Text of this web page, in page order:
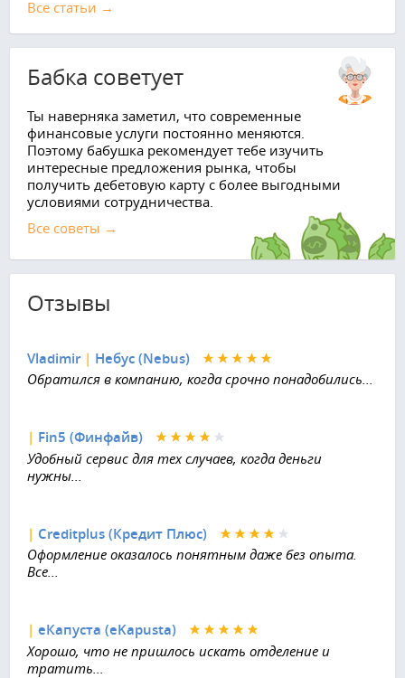
Все cтатьи →
Бабка советует
Ты наверняка заметил, что современные
финансовые услуги постоянно меняются.
Поэтому бабушка рекомендует тебе изучить
интересные предложения рынка, чтобы
получить дебетовую карту с более выгодными
условиями сотрудничества.
Все советы →
Отзывы
Vladimir | Небус (Nebus)
Обратился в компанию, когда срочно понадобились...
| Fin5 (Финфайв)
Удобный сервис для тех случаев, когда деньги
нужны...
| Creditplus (Кредит Плюс)
Оформление оказалось понятным даже без опыта.
Все...
| еКапуста (eKapusta)
Хорошо, что не пришлось искать отделение и
тратить...